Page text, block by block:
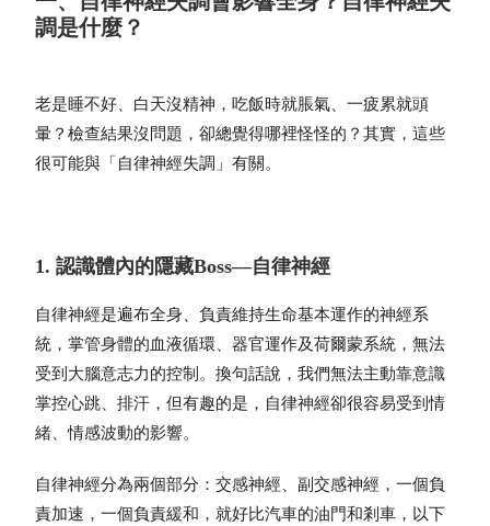
調是什麼？
老是睡不好、白天沒精神，吃飯時就脹氣、一疲累就頭
暈？檢查結果沒問題，卻總覺得哪裡怪怪的？其實，這些
很可能與「自律神經失調」有關。
1. 認識體內的隱藏Boss—自律神經
自律神經是遍布全身、負責維持生命基本運作的神經系
統，掌管身體的血液循環、器官運作及荷爾蒙系統，無法
受到大腦意志力的控制。換句話說，我們無法主動靠意識
掌控心跳、排汗，但有趣的是，自律神經卻很容易受到情
緒、情感波動的影響。
自律神經分為兩個部分：交感神經、副交感神經，一個負
責加速，一個負責緩和，就好比汽車的油門和剎車，以下